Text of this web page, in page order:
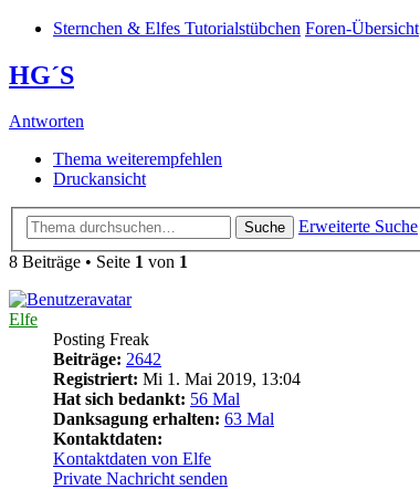
Sternchen & Elfes Tutorialstübchen Foren-Übersicht
HG´S
Antworten
Thema weiterempfehlen
Druckansicht
Suche
Erweiterte Suche
8 Beiträge • Seite 1 von 1
Elfe
Posting Freak
Beiträge: 2642
Registriert: Mi 1. Mai 2019, 13:04
Hat sich bedankt: 56 Mal
Danksagung erhalten: 63 Mal
Kontaktdaten:
Kontaktdaten von Elfe
Private Nachricht senden